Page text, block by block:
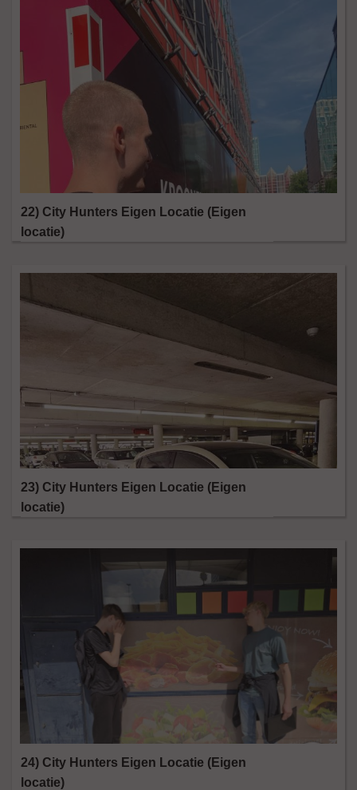
22) City Hunters Eigen Locatie (Eigen
locatie)
23) City Hunters Eigen Locatie (Eigen
locatie)
24) City Hunters Eigen Locatie (Eigen
locatie)